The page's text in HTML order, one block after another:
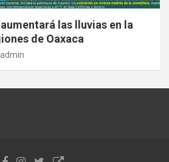
las lluvias en la
de Oaxaca
admin